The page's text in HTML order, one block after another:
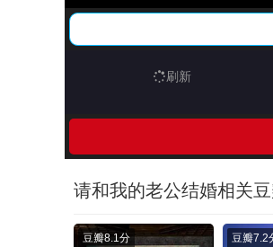
刷新
请和我的老公结婚相关
豆瓣8.1分 豆瓣7.2